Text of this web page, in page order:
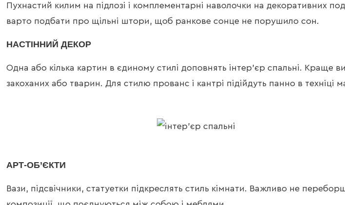
Пухнастий килим на підлозі і комплементарні наволочки на декоративних
варто подбати про щільні штори, щоб ранкове сонце не порушило сон.
НАСТІННИЙ ДЕКОР
Одна або кілька картин в єдиному стилі доповнять інтер’єр спальні. Краще
закоханих або тварин. Для стилю прованс і кантрі підійдуть панно в техніці
АРТ-ОБ’ЄКТИ
Вази, підсвічники, статуетки підкреслять стиль кімнати. Важливо не